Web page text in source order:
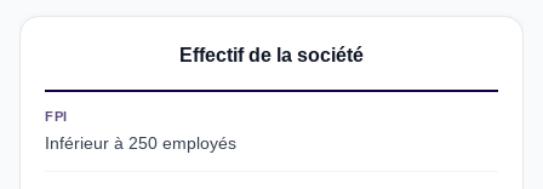
Effectif de la société
FPI
Inférieur à 250 employés